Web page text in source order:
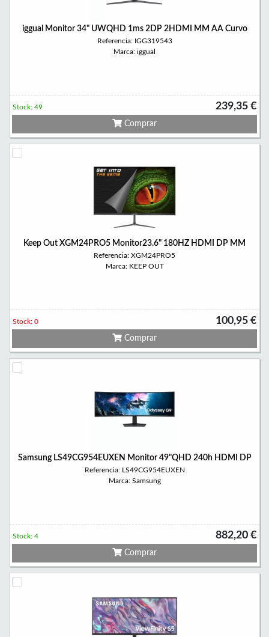
iggual Monitor 34" UWQHD 1ms 2DP 2HDMI MM AA Curvo
Referencia: IGG319543
Marca: iggual
239,35 €
Stock: 49
Comprar
Keep Out XGM24PRO5 Monitor23.6" 180HZ HDMI DP MM
Referencia: XGM24PRO5
Marca: KEEP OUT
100,95 €
Stock: 0
Comprar
Samsung LS49CG954EUXEN Monitor 49"QHD 240h HDMI DP
Referencia: LS49CG954EUXEN
Marca: Samsung
882,20 €
Stock: 4
Comprar